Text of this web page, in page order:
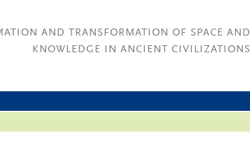
AND TRANSFORMATION OF SPACE AND
KNOWLEDGE IN ANCIENT CIVILIZATIONS